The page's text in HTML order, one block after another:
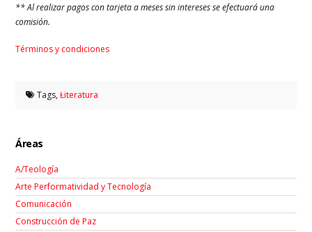
** Al realizar pagos con tarjeta a meses sin intereses se efectuará una
comisión.
Términos y condiciones
Tags,Łiteratura
Áreas
A/Teología
Arte Performatividad y Tecnología
Comunicación
Construcción de Paz